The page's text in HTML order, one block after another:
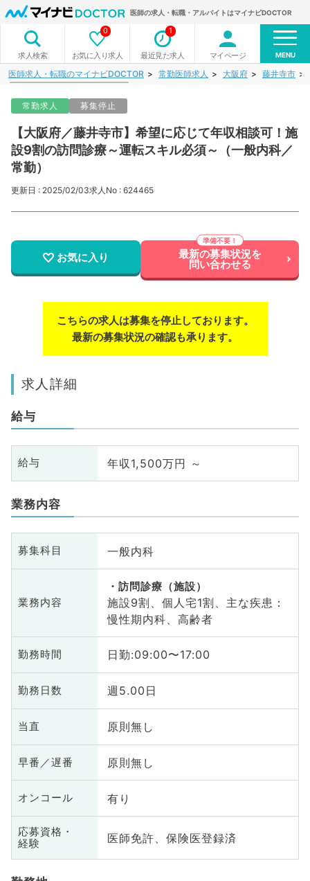
医師の求人・転職・アルバイトはマイナビDOCTOR
求人検索 お気に入り求人
0
最近見た求人
1
マイページ MENU
医師求人・転職のマイナビDOCTOR 常勤医師求人 大阪府 藤井寺市
常勤求人 募集停止
【大阪府／藤井寺市】希望に応じて年収相談可！施
設9割の訪問診療～運転スキル必須～（一般内科／
常勤）
更新日 : 2025/02/03求人No : 624465
お気に入り 最新の募集状況を
問い合わせる
こちらの求人は募集を停止しております。
最新の募集状況の確認も承ります。
求人詳細
給与
給与 年収1,500万円 ～
業務内容
募集科目 一般内科
業務内容
訪問診療（施設）
施設9割、個人宅1割、主な疾患：
慢性期内科、高齢者
勤務時間 日勤:09:00〜17:00
勤務日数 週5.00日
当直 原則無し
早番／遅番 原則無し
オンコール 有り
応募資格・
経験
医師免許、保険医登録済